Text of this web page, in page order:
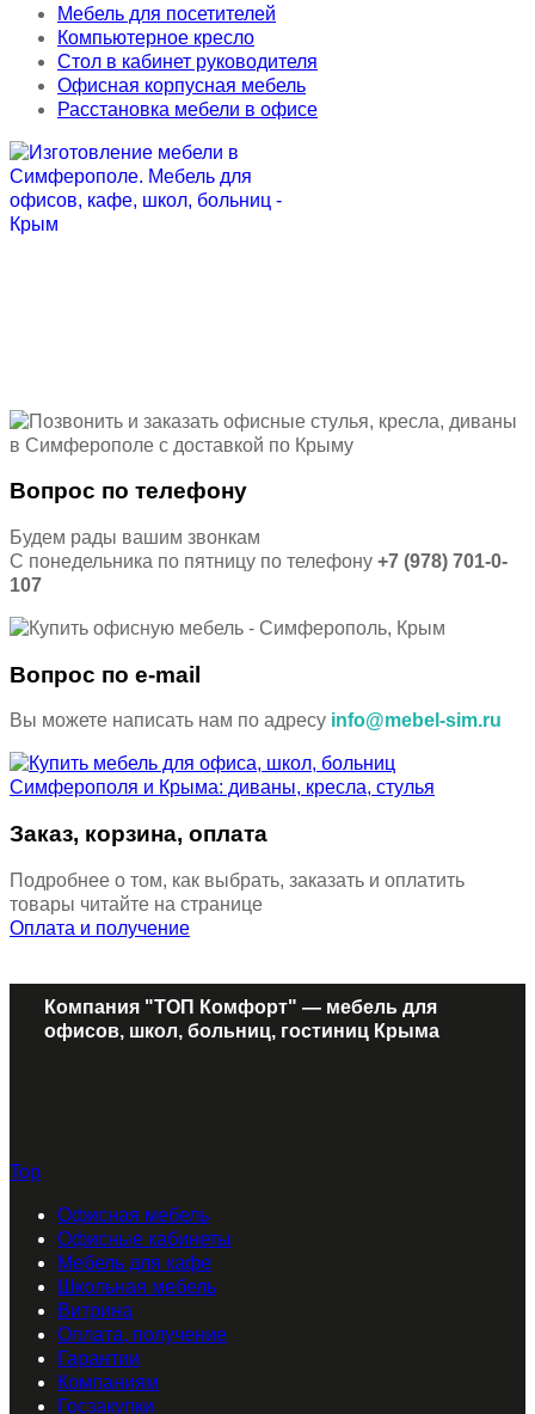
Мебель для посетителей
Компьютерное кресло
Стол в кабинет руководителя
Офисная корпусная мебель
Расстановка мебели в офисе
Вопрос по телефону
Будем рады вашим звонкам
С понедельника по пятницу по телефону +7 (978) 701-0-
107
Вопрос по e-mail
Вы можете написать нам по адресу info@mebel-sim.ru
Заказ, корзина, оплата
Подробнее о том, как выбрать, заказать и оплатить
товары читайте на странице
Оплата и получение
Компания "ТОП Комфорт" — мебель для
офисов, школ, больниц, гостиниц Крыма
Top
Офисная мебель
Офисные кабинеты
Мебель для кафе
Школьная мебель
Витрина
Оплата, получение
Гарантии
Компаниям
Госзакупки